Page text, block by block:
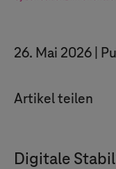
26. Mai 2026
Artikel teilen
Digitale